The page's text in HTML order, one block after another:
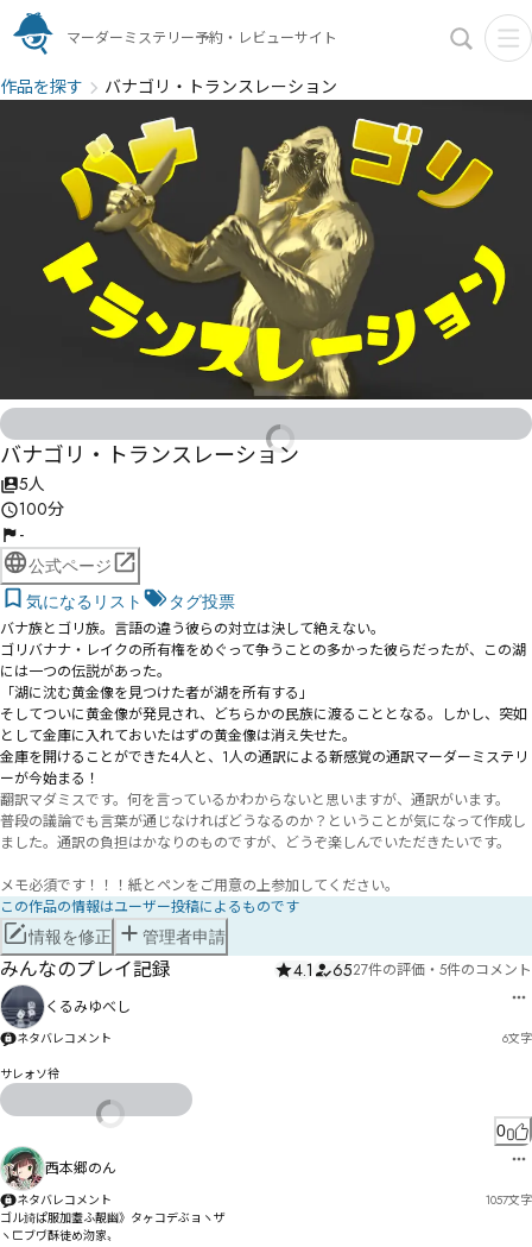
マーダーミステリー予約・レビューサイト
作品を探す バナゴリ・トランスレーション
バナゴリ・トランスレーション
5人
100分
-
公式ページ
気になるリスト
タグ投票
バナ族とゴリ族。言語の違う彼らの対立は決して絶えない。
ゴリバナナ・レイクの所有権をめぐって争うことの多かった彼らだったが、この湖
には一つの伝説があった。
「湖に沈む黄金像を見つけた者が湖を所有する」
そしてついに黄金像が発見され、どちらかの民族に渡ることとなる。しかし、突如
として金庫に入れておいたはずの黄金像は消え失せた。
金庫を開けることができた4人と、1人の通訳による新感覚の通訳マーダーミステリ
ーが今始まる！
翻訳マダミスです。何を言っているかわからないと思いますが、通訳がいます。
普段の議論でも言葉が通じなければどうなるのか？ということが気になって作成し
ました。通訳の負担はかなりのものですが、どうぞ楽しんでいただきたいです。
メモ必須です！！！紙とペンをご用意の上参加してください。
この作品の情報はユーザー投稿によるものです
情報を修正 管理者申請
みんなのプレイ記録 4.1 6527件の評価 ・ 5件のコメント
くるみゆべし
ネタバレコメント 6文字
サレォソ彾
0
西本郷のん
ネタバレコメント 1057文字
ゴル旑ぱ服加耋ふ靚幽》タヶコデぶョヽザ
ヽㄈブヷ酥徒め沕家〟